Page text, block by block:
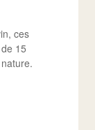
ces
15